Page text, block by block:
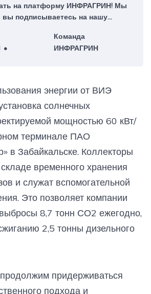
на платформу ИНФРАГРИН! Мы
вы подписываетесь на нашу
Команда
ИНФРАГРИН
энергии от ВИЭ
солнечных
мощностью 60 кВт/
терминале ПАО
в Забайкальске. Коллекторы
временного хранения
и служат вспомогательной
Это позволяет компании
8,7 тонн СО2 ежегодно,
2,5 тонны дизельного
придерживаться
подхода и